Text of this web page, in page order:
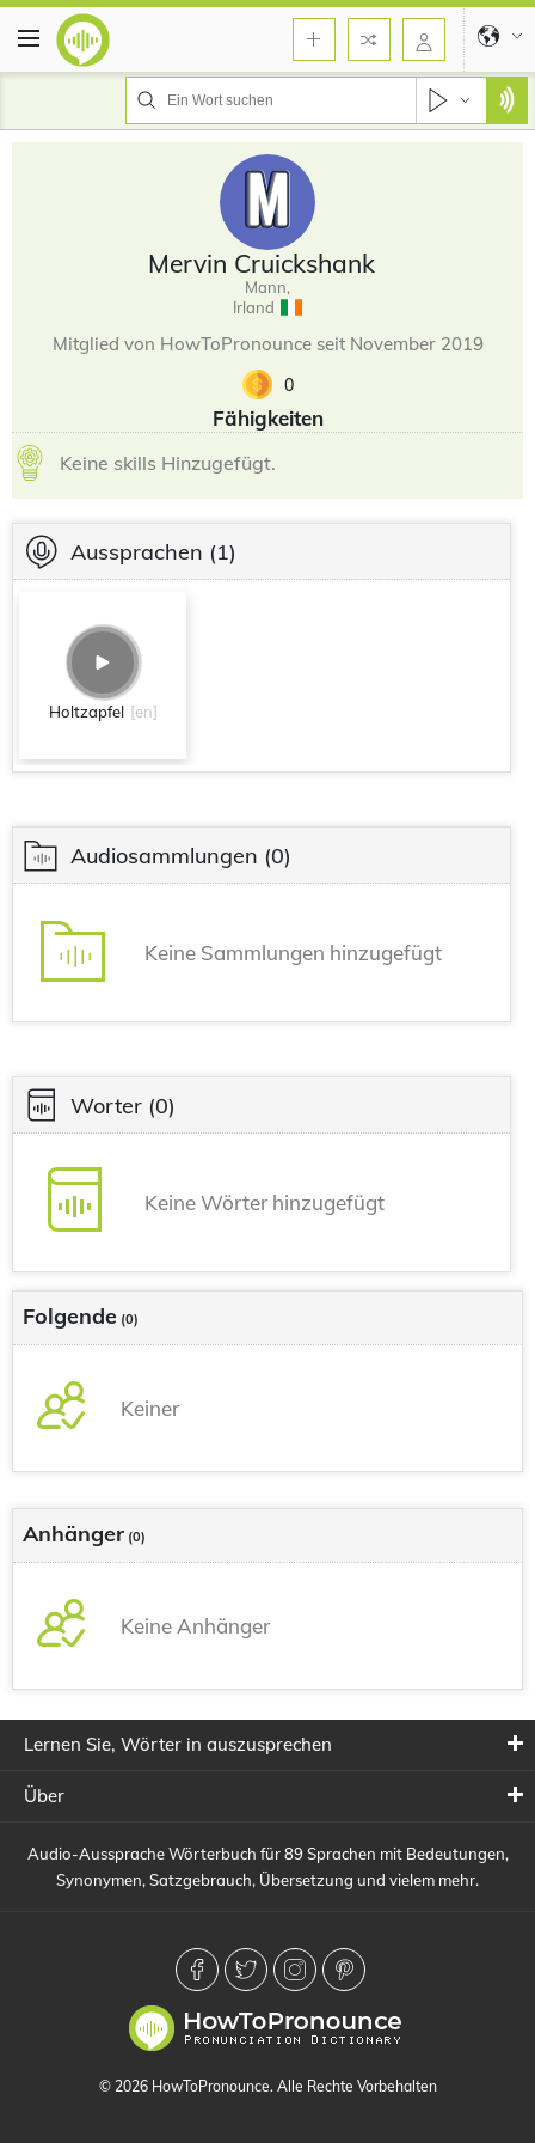
Mervin Cruickshank
Mann,
Irland
Mitglied von HowToPronounce seit November 2019
0
Fähigkeiten
Keine skills Hinzugefügt.
Aussprachen (1)
Holtzapfel [en]
Audiosammlungen (0)
Keine Sammlungen hinzugefügt
Worter (0)
Keine Wörter hinzugefügt
Folgende (0)
Keiner
Anhänger (0)
Keine Anhänger
Lernen Sie, Wörter in auszusprechen
Über
Audio-Aussprache Wörterbuch für 89 Sprachen mit Bedeutungen,
Synonymen, Satzgebrauch, Übersetzung und vielem mehr.
© 2026 HowToPronounce. Alle Rechte Vorbehalten